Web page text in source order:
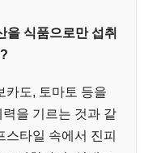
을 식품으로만 섭취
카도, 토마토 등을
을 기르는 것과 같
타일 속에서 진피